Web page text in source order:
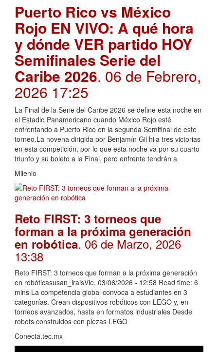
Puerto Rico vs México
Rojo EN VIVO: A qué hora
y dónde VER partido HOY
Semifinales Serie del
Caribe 2026. 06 de Febrero,
2026 17:25
La Final de la Serie del Caribe 2026 se define esta noche en
el Estadio Panamericano cuando México Rojo esté
enfrentando a Puerto Rico en la segunda Semifinal de este
torneo.La novena dirigida por Benjamín Gil hila tres victorias
en esta competición, por lo que esta noche va por su cuarto
triunfo y su boleto a la Final, pero enfrente tendrán a
Milenio
Reto FIRST: 3 torneos que
forman a la próxima generación
en robótica. 06 de Marzo, 2026
13:38
Reto FIRST: 3 torneos que forman a la próxima generación
en robóticasusan_iraisVie, 03/06/2026 - 12:58 Read time: 6
mins La competencia global convoca a estudiantes en 3
categorías. Crean dispositivos robóticos con LEGO y, en
torneos avanzados, hasta en formatos industriales Desde
robots construidos con piezas LEGO
Conecta.tec.mx